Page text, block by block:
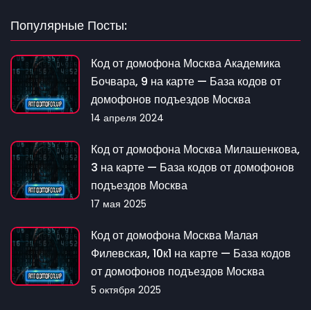
Популярные Посты:
Код от домофона Москва Академика
Бочвара, 9 на карте — База кодов от
домофонов подъездов Москва
14 апреля 2024
Код от домофона Москва Милашенкова,
3 на карте — База кодов от домофонов
подъездов Москва
17 мая 2025
Код от домофона Москва Малая
Филевская, 10к1 на карте — База кодов
от домофонов подъездов Москва
5 октября 2025